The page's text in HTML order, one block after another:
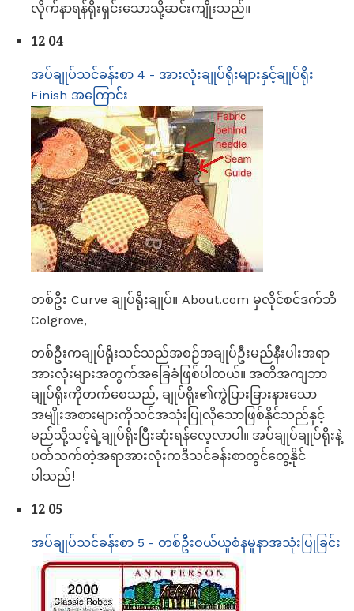
လိုက်နာရန်ရိုးရှင်းသောသို့ဆင်းကျိုးသည်။
12 04
အပ်ချုပ်သင်ခန်းစာ 4 - အားလုံးချုပ်ရိုးများနှင့်ချုပ်ရိုး
Finish အကြောင်း
တစ်ဦး Curve ချုပ်ရိုးချုပ်။ About.com မှလိုင်စင်ဒက်ဘီ
Colgrove,
တစ်ဦးကချုပ်ရိုးသင်သည်အစဉ်အချုပ်ဦးမည်နီးပါးအရာ
အားလုံးများအတွက်အခြေခံဖြစ်ပါတယ်။ အတိအကျဘာ
ချုပ်ရိုးကိုတက်စေသည်, ချုပ်ရိုး၏ကွဲပြားခြားနားသော
အမျိုးအစားများကိုသင်အသုံးပြုလိုသောဖြစ်နိုင်သည်နှင့်
မည်သို့သင့်ရဲ့ချုပ်ရိုးပြီးဆုံးရန်လေ့လာပါ။ အပ်ချုပ်ချုပ်ရိုးနဲ့
ပတ်သက်တဲ့အရာအားလုံးကဒီသင်ခန်းစာတွင်တွေ့နိုင်
ပါသည်!
12 05
အပ်ချုပ်သင်ခန်းစာ 5 - တစ်ဦးဝယ်ယူစံနမူနာအသုံးပြုခြင်း